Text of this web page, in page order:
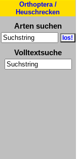
Orthoptera /
Heuschrecken
Arten suchen
Volltextsuche